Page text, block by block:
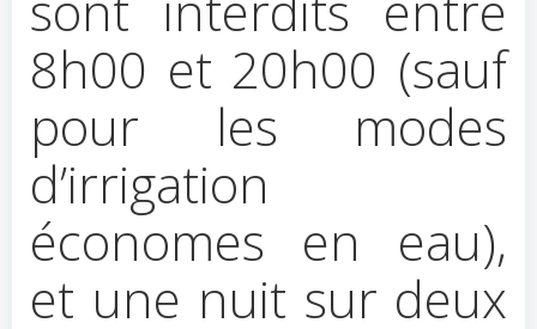
8h00 et 20h00 (sauf
pour les modes
d’irrigation
économes en eau),
et une nuit sur deux